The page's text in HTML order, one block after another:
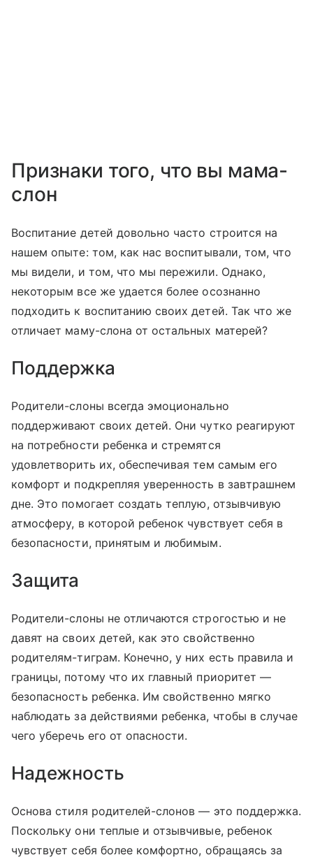
Признаки того, что вы мама-
слон
Воспитание детей довольно часто строится на
нашем опыте: том, как нас воспитывали, том, что
мы видели, и том, что мы пережили. Однако,
некоторым все же удается более осознанно
подходить к воспитанию своих детей. Так что же
отличает маму-слона от остальных матерей?
Поддержка
Родители-слоны всегда эмоционально
поддерживают своих детей. Они чутко реагируют
на потребности ребенка и стремятся
удовлетворить их, обеспечивая тем самым его
комфорт и подкрепляя уверенность в завтрашнем
дне. Это помогает создать теплую, отзывчивую
атмосферу, в которой ребенок чувствует себя в
безопасности, принятым и любимым.
Защита
Родители-слоны не отличаются строгостью и не
давят на своих детей, как это свойственно
родителям-тиграм. Конечно, у них есть правила и
границы, потому что их главный приоритет —
безопасность ребенка. Им свойственно мягко
наблюдать за действиями ребенка, чтобы в случае
чего уберечь его от опасности.
Надежность
Основа стиля родителей-слонов — это поддержка.
Поскольку они теплые и отзывчивые, ребенок
чувствует себя более комфортно, обращаясь за